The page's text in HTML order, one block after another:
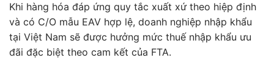
Khi hàng hóa đáp ứng quy tắc xuất xứ theo hiệp định
và có C/O mẫu EAV hợp lệ, doanh nghiệp nhập khẩu
tại Việt Nam sẽ được hưởng mức thuế nhập khẩu ưu
đãi đặc biệt theo cam kết của FTA.